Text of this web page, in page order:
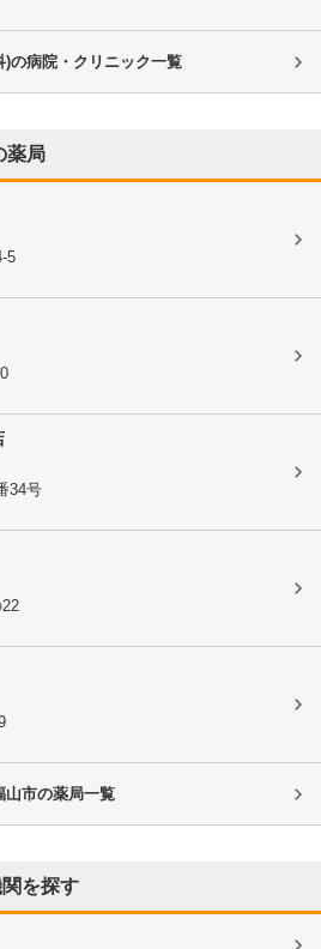
)の病院・クリニック一覧
薬局
5
34号
山市の薬局一覧
を探す